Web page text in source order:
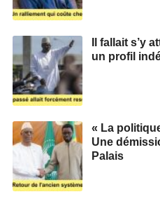
Il fallait s’y
un profil
« La
Une
Palais